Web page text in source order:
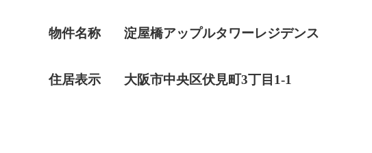
物件名称 淀屋橋アップルタワーレジデンス
住居表示 大阪市中央区伏見町3丁目1-1